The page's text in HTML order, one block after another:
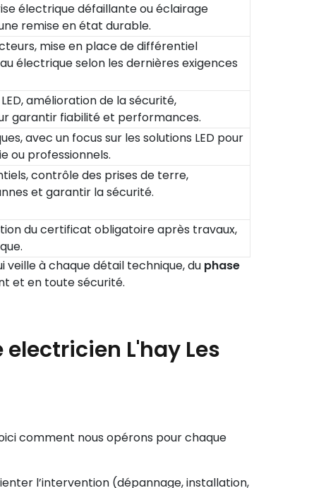
électrique défaillante ou éclairage
remise en état durable.
mise en place de différentiel
électrique selon les dernières exigences
amélioration de la sécurité,
garantir fiabilité et performances.
avec un focus sur les solutions LED pour
ou professionnels.
contrôle des prises de terre,
et garantir la sécurité.
du certificat obligatoire après travaux,
veille à chaque détail technique, du phase
et en toute sécurité.
L'hay Les
comment nous opérons pour chaque
l’intervention (dépannage, installation,